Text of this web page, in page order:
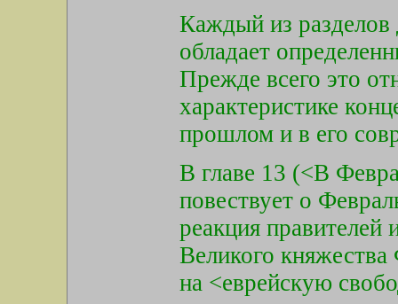
Каждый из разделов
обладает
Прежде всего это
характеристике
прошлом и в его
В главе 13 (<В
повествует о
реакция
Великого
на <еврейскую